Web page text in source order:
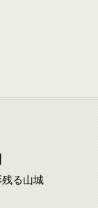
る山城